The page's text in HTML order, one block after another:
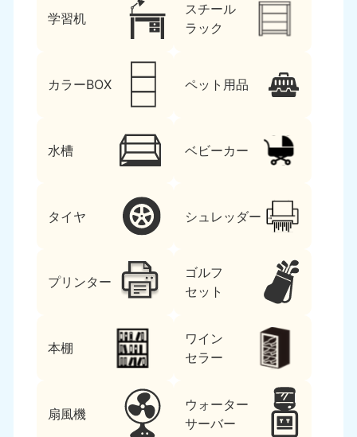
学習机
スチール
ラック
カラーBOX ペット用品
水槽 ベビーカー
タイヤ シュレッダー
プリンター
ゴルフ
セット
本棚
ワイン
セラー
扇風機
ウォーター
サーバー